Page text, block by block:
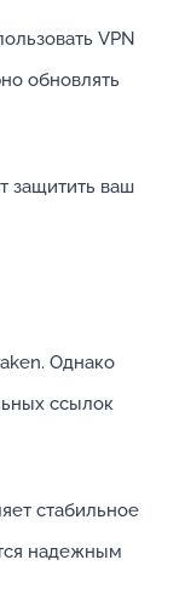
VPN
обновлять
защитить ваш
Однако
ссылок
стабильное
надежным